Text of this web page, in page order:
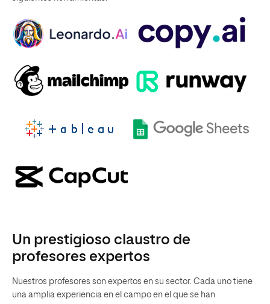
Un prestigioso claustro de
profesores expertos
Nuestros profesores son expertos en su sector. Cada uno tiene
una amplia experiencia en el campo en el que se han